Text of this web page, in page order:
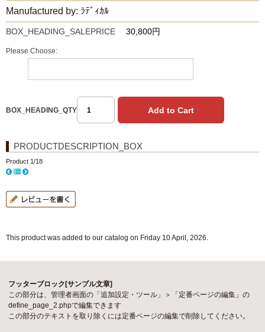
Manufactured by: ﾗﾃﾞｨｶﾙ
BOX_HEADING_SALEPRICE 30,800円
Please Choose:
BOX_HEADING_QTY
PRODUCTDESCRIPTION_BOX
Product 1/18
This product was added to our catalog on Friday 10 April, 2026.
フッターブロック[サンプル文章]
この部分は、管理者画面の「追加設定・ツール」＞「定番ページの編集」の
define_page_2.phpで編集できます
この部分のテキストを取り除くには定番ページの編集で削除してください。